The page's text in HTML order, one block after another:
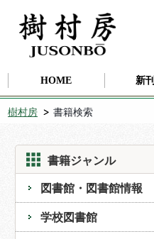
HOME 新刊
樹村房 書籍検索
書籍ジャンル
図書館・図書館情報
学校図書館